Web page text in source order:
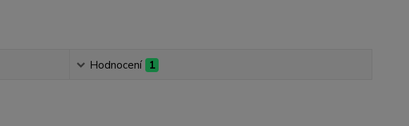
Hodnocení 1